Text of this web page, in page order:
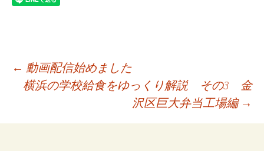
投
稿
← 動画配信始めました
横浜の学校給食をゆっくり解説 その3 金
沢区巨大弁当工場編 →